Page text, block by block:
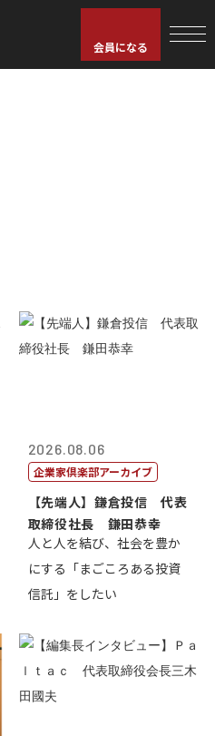
会員になる
2026.08.06
企業家倶楽部アーカイブ
【先端人】鎌倉投信 代表
取締役社長 鎌田恭幸
人と人を結び、社会を豊か
にする「まごころある投資
信託」をしたい